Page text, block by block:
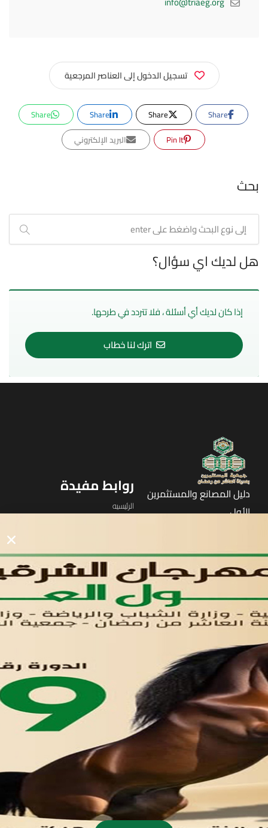
تسجيل الدخول إلى العناصر المرجعية
Share
Share
Share
Share
Pin It
البريد الإلكتروني
بحث
هل لديك اي سؤال؟
إذا كان لديك أي أسئلة ، فلا تتردد في طرحها.
اترك لنا خطاب
دليل المصانع والمستثمرين
الأول
روابط مفيدة
الرئيسيه
لوحه التحكم
اتصل بنا
تواصل معنا
مدينة العاشر من رمضان
01221020029
055-4494429
055-4494406
055-4494414
info.triaeg@yahoo.com
info@triaeg-guide.com